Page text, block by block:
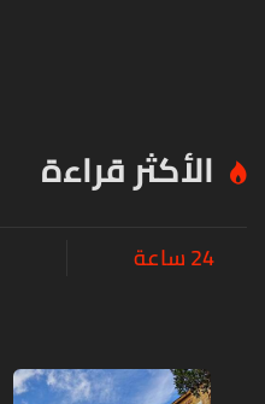
الأكثر قراءة
24 ساعة